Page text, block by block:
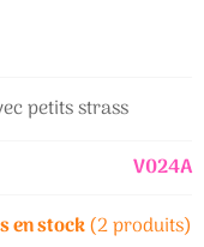
petits strass
V024A
en stock(2 produits)